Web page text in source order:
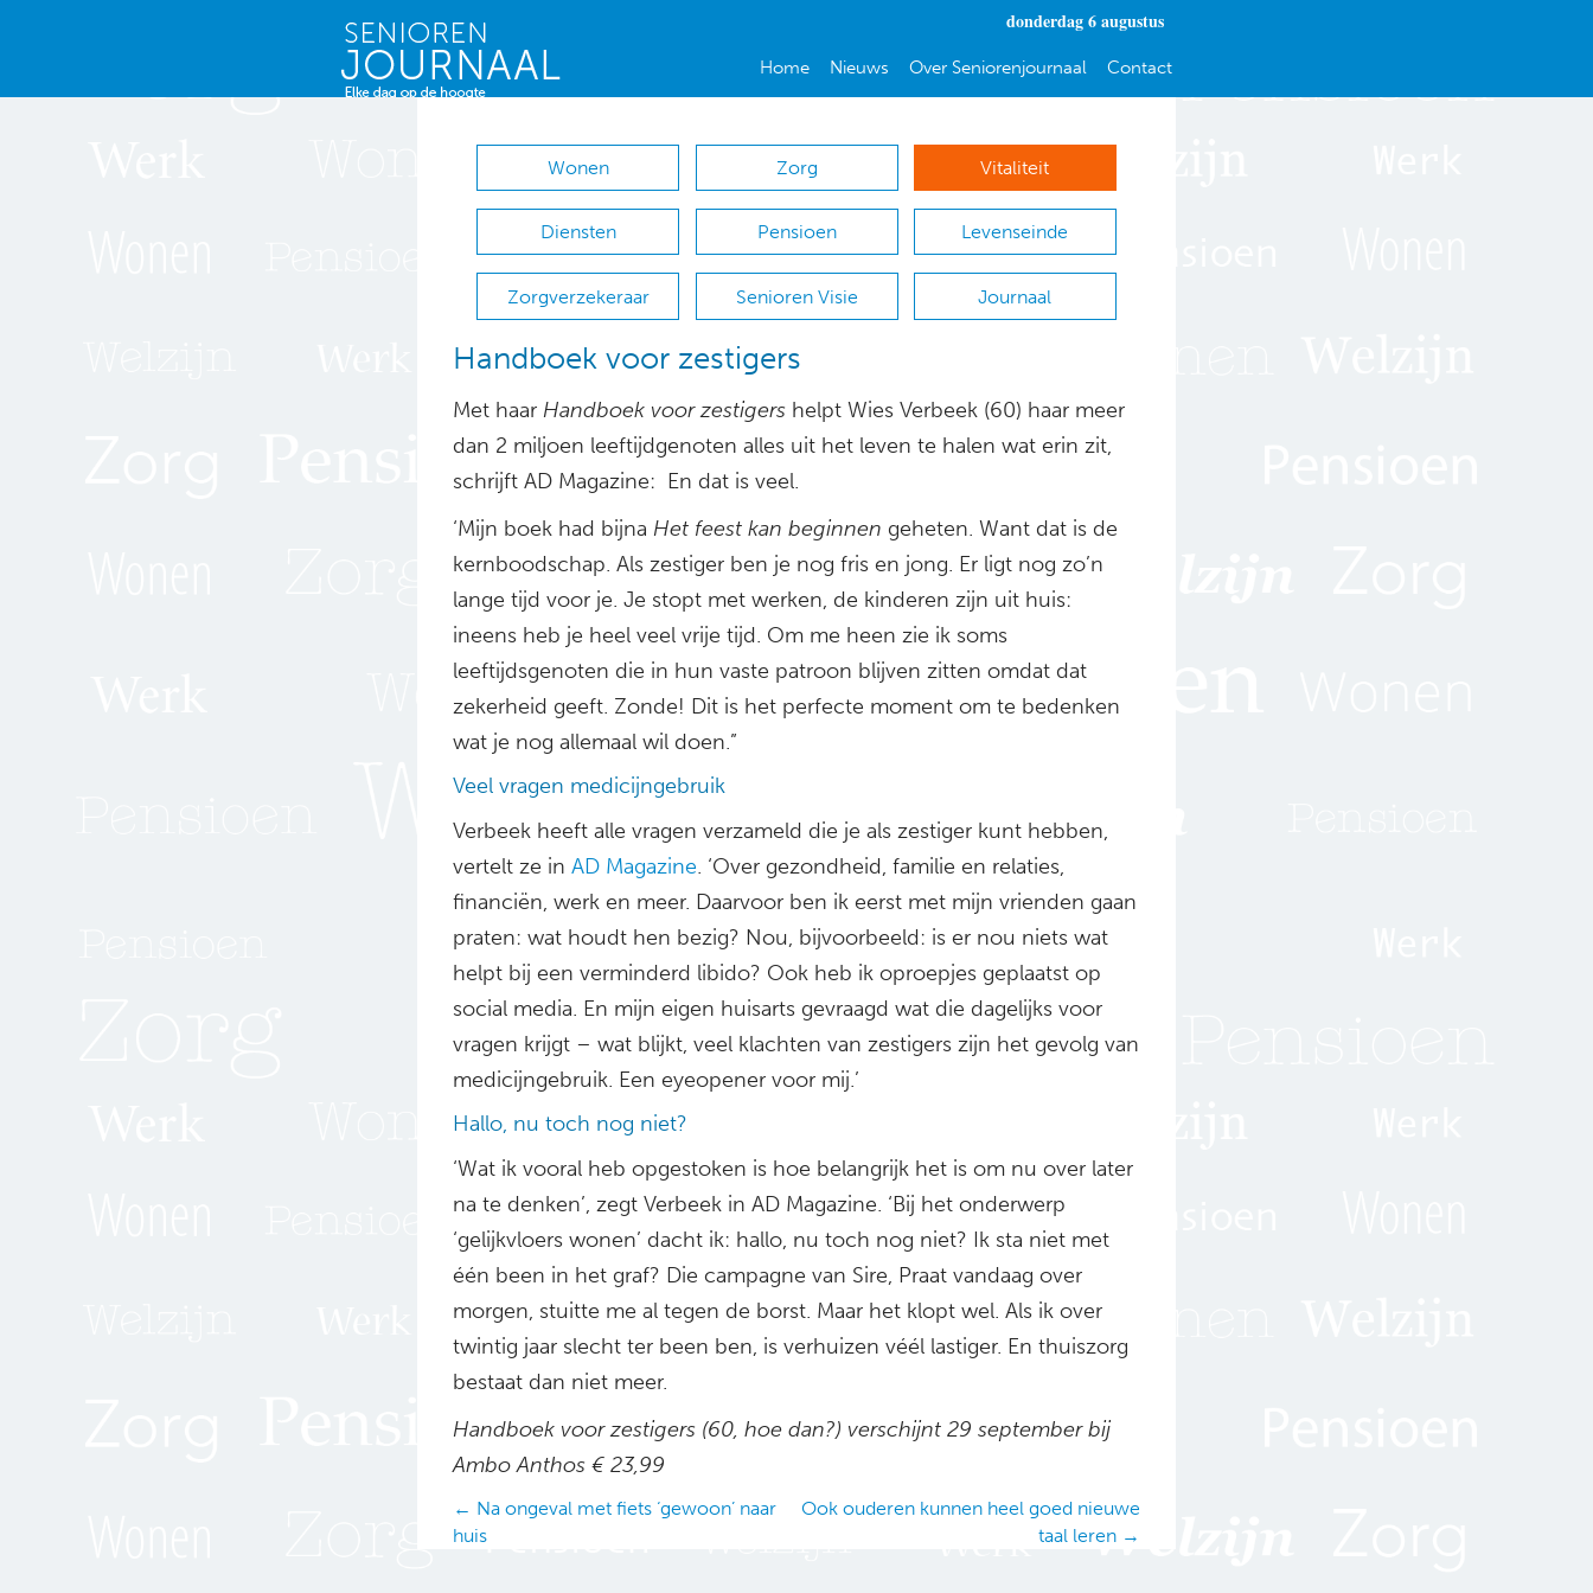
donderdag 6 augustus
Home Nieuws Over Seniorenjournaal Contact
Wonen Zorg Vitaliteit
Diensten Pensioen Levenseinde
Zorgverzekeraar Senioren Visie Journaal
Handboek voor zestigers
Met haar Handboek voor zestigers helpt Wies Verbeek (60) haar meer
dan 2 miljoen leeftijdgenoten alles uit het leven te halen wat erin zit,
schrijft AD Magazine: En dat is veel.
‘Mijn boek had bijna Het feest kan beginnen geheten. Want dat is de
kernboodschap. Als zestiger ben je nog fris en jong. Er ligt nog zo’n
lange tijd voor je. Je stopt met werken, de kinderen zijn uit huis:
ineens heb je heel veel vrije tijd. Om me heen zie ik soms
leeftijdsgenoten die in hun vaste patroon blijven zitten omdat dat
zekerheid geeft. Zonde! Dit is het perfecte moment om te bedenken
wat je nog allemaal wil doen.”
Veel vragen medicijngebruik
Verbeek heeft alle vragen verzameld die je als zestiger kunt hebben,
vertelt ze in AD Magazine. ‘Over gezondheid, familie en relaties,
financiën, werk en meer. Daarvoor ben ik eerst met mijn vrienden gaan
praten: wat houdt hen bezig? Nou, bijvoorbeeld: is er nou niets wat
helpt bij een verminderd libido? Ook heb ik oproepjes geplaatst op
social media. En mijn eigen huisarts gevraagd wat die dagelijks voor
vragen krijgt – wat blijkt, veel klachten van zestigers zijn het gevolg van
medicijngebruik. Een eyeopener voor mij.’
Hallo, nu toch nog niet?
‘Wat ik vooral heb opgestoken is hoe belangrijk het is om nu over later
na te denken’, zegt Verbeek in AD Magazine. ‘Bij het onderwerp
‘gelijkvloers wonen’ dacht ik: hallo, nu toch nog niet? Ik sta niet met
één been in het graf? Die campagne van Sire, Praat vandaag over
morgen, stuitte me al tegen de borst. Maar het klopt wel. Als ik over
twintig jaar slecht ter been ben, is verhuizen véél lastiger. En thuiszorg
bestaat dan niet meer.
Handboek voor zestigers (60, hoe dan?) verschijnt 29 september bij
Ambo Anthos € 23,99
Posts
navigation
← Na ongeval met fiets ‘gewoon’ naar
huis
Ook ouderen kunnen heel goed nieuwe
taal leren →